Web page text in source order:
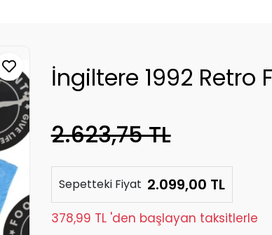
İngiltere 1992 Retro
2.623,75 TL
Sepetteki Fiyat 2.099,00 TL
378,99 TL 'den başlayan taksitlerle